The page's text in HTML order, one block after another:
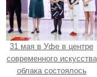
31 мая в Уфе в центре
современного искусства
облака состоялось